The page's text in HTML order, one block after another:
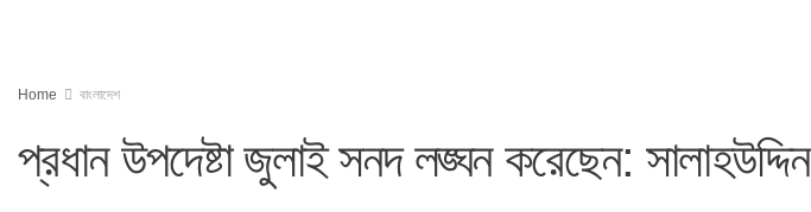
Home বাংলাদেশ
প্রধান উপদেষ্টা জুলাই সনদ লঙ্ঘন করেছেন: সালাহউদ্দিন